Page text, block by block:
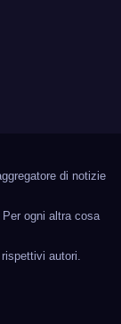
di notizie
ogni altra cosa
autori.